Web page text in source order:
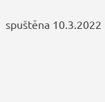
spuštěna 10.3.2022